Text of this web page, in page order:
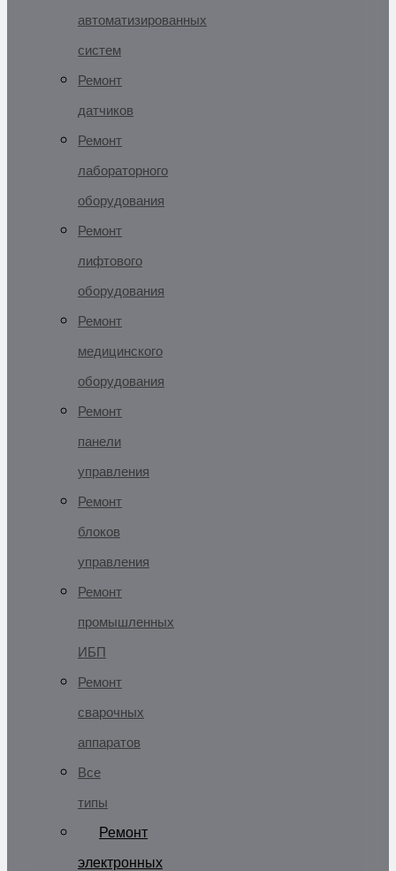
автоматизированных
систем
Ремонт
датчиков
Ремонт
лабораторного
оборудования
Ремонт
лифтового
оборудования
Ремонт
медицинского
оборудования
Ремонт
панели
управления
Ремонт
блоков
управления
Ремонт
промышленных
ИБП
Ремонт
сварочных
аппаратов
Все
типы
Ремонт
электронных